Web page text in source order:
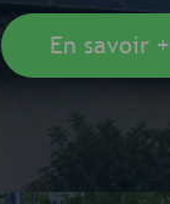
En savoir +